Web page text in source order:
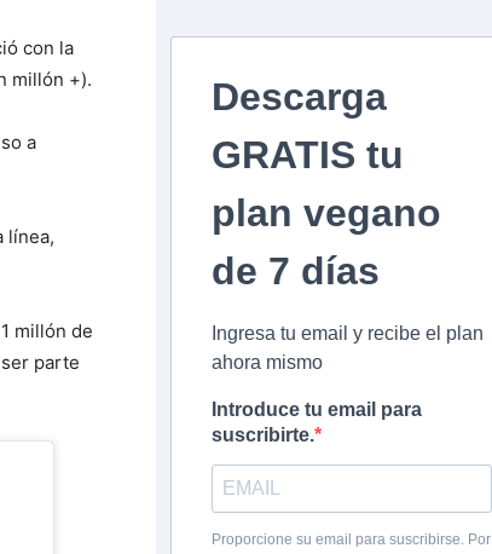
con la
millón +).
a
línea,
millón de
parte
Descarga
GRATIS tu
plan vegano
de 7 días
Ingresa tu email y recibe el plan
ahora mismo
Introduce tu email para
suscribirte.
Proporcione su email para suscribirse. Por